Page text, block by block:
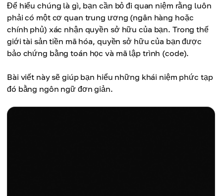
Để hiểu chúng là gì, bạn cần bỏ đi quan niệm rằng luôn
phải có một cơ quan trung ương (ngân hàng hoặc
chính phủ) xác nhận quyền sở hữu của bạn. Trong thế
giới tài sản tiền mã hóa, quyền sở hữu của bạn được
bảo chứng bằng toán học và mã lập trình (code).
Bài viết này sẽ giúp bạn hiểu những khái niệm phức tạp
đó bằng ngôn ngữ đơn giản.